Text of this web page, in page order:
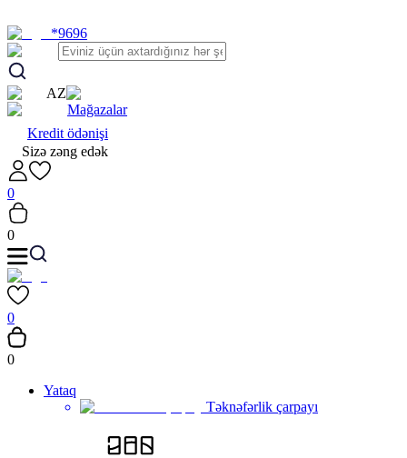
*9696
AZ
Mağazalar
Kredit ödənişi
Sizə zəng edək
0
0
0
0
Yataq
Təknəfərlik çarpayı